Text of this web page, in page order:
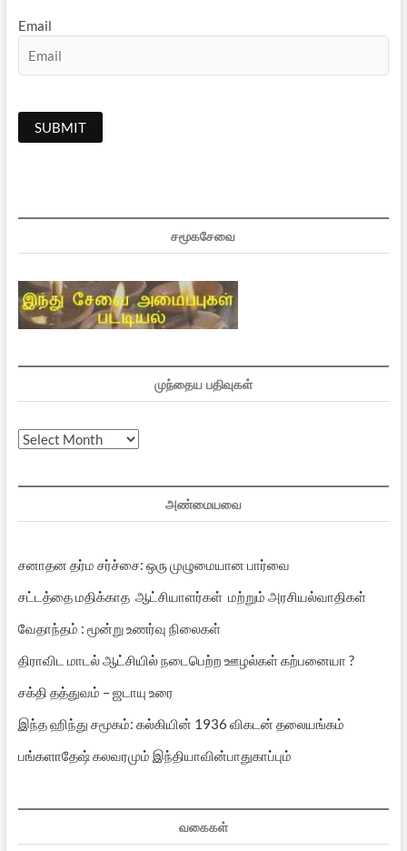
Email
சமூகசேவை
முந்தைய பதிவுகள்
முந்தைய
அண்மையவை
சனாதன தர்ம சர்ச்சை: ஒரு முழுமையான பார்வை
சட்டத்தை மதிக்காத ஆட்சியாளர்கள் மற்றும் அரசியல்வாதிகள்
வேதாந்தம் : மூன்று உணர்வு நிலைகள்
திராவிட மாடல் ஆட்சியில் நடைபெற்ற ஊழல்கள் கற்பனையா ?
சக்தி தத்துவம் – ஜடாயு உரை
இந்த ஹிந்து சமூகம்: கல்கியின் 1936 விகடன் தலையங்கம்
பங்களாதேஷ் கலவரமும் இந்தியாவின்பாதுகாப்பும்
வகைகள்